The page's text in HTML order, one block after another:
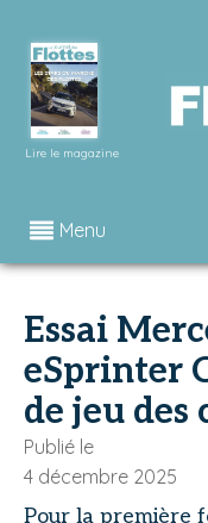
Lire le magazine
Menu
Essai
eSprinter
de jeu des
Publié le
4 décembre 2025
Pour la première